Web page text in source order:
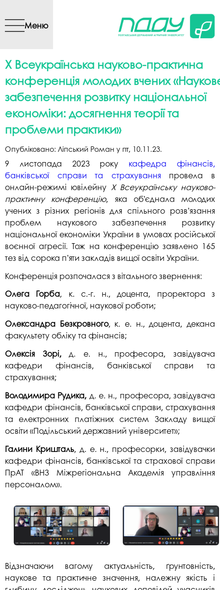
вмісту
Меню
X Всеукраїнська науково-практична
конференція молодих вчених
забезпечення розвитку національної
економіки: досягнення теорії та
проблеми практики»
Опубліковано: Ліпський Роман у пт, 10.11.23.
9 листопада 2023 року кафедра фінансів,
банківської справи та страхування провела в
онлайн-режимі ювілейну X Всеукраїнську науково-
практичну конференцію, яка об’єднала молодих
учених з різних регіонів для спільного розв’язання
проблем наукового забезпечення розвитку
національної економіки України в умовах російської
воєнної агресії. Тож на конференцію заявлено 165
тез від сорока п’яти закладів вищої освіти України.
Конференція розпочалася з вітального звернення:
Олега Горба, к. с.-г. н., доцента, проректора з
науково-педагогічної, наукової роботи;
Олександра Безкровного, к. е. н., доцента, декана
факультету обліку та фінансів;
Олексія Зорі,д. е. н., професора, завідувача
кафедри фінансів, банківської справи та
страхування;
Володимира Рудика, д. е. н., професора, завідувача
кафедри фінансів, банківської справи, страхування
та електронних платіжних систем Закладу вищої
освіти «Подільський державний університет»;
Галини Кришталь, д. е. н., професорки, завідувачки
кафедри фінансів, банківської та страхової справи
ПрАТ «ВНЗ Міжрегіональна Академія управління
персоналом».
Відзначаючи вагому актуальність, ґрунтовність,
наукове та практичне значення, належну якість і